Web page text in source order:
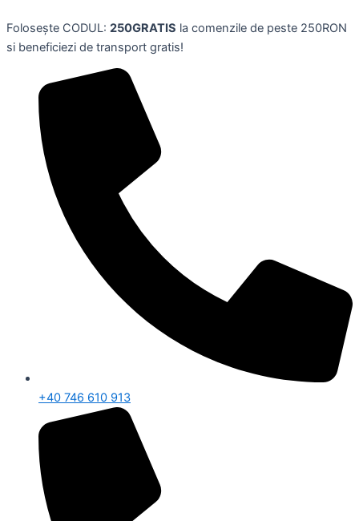
to
content
Folosește CODUL: 250GRATIS la comenzile de peste 250RON
si beneficiezi de transport gratis!
+40 746 610 913
universal
silicon
40x90
AMIKO
quantity